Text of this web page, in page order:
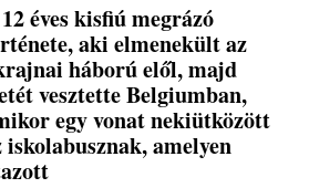
éves kisfiú megrázó
aki elmenekült az
háború elől, majd
vesztette Belgiumban,
egy vonat nekiütközött
iskolabusznak, amelyen